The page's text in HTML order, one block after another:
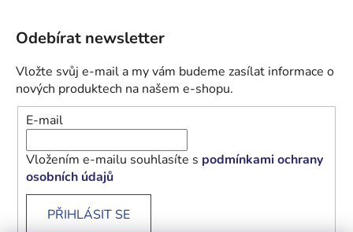
Odebírat newsletter
Vložte svůj e-mail a my vám budeme zasílat informace o
nových produktech na našem e-shopu.
E-mail
Vložením e-mailu souhlasíte s podmínkami ochrany
osobních údajů
PŘIHLÁSIT SE